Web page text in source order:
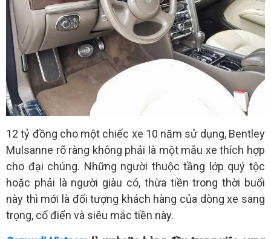
12 tỷ đồng cho một chiếc xe 10 năm sử dụng, Bentley
Mulsanne rõ ràng không phải là một mẫu xe thích hợp
cho đại chúng. Những người thuộc tầng lớp quý tộc
hoặc phải là người giàu có, thừa tiền trong thời buổi
này thì mới là đối tượng khách hàng của dòng xe sang
trọng, cổ điển và siêu mắc tiền này.